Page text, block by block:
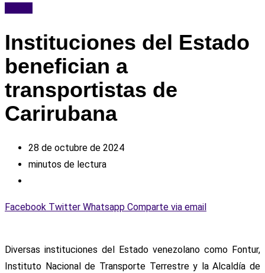
Instituciones del Estado
benefician a
transportistas de
Carirubana
28 de octubre de 2024
minutos de lectura
Facebook Twitter Whatsapp Comparte via email
Diversas instituciones del Estado venezolano como Fontur,
Instituto Nacional de Transporte Terrestre y la Alcaldía de